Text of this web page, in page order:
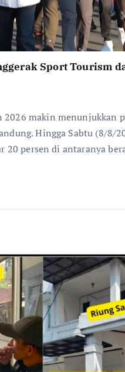
Sport Tourism
2026 makin menunjukkan
Hingga Sabtu (8/8/
20 persen di antaranya